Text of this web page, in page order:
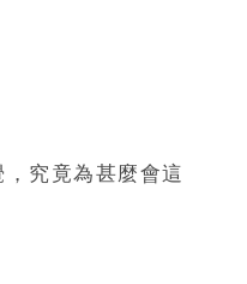
究竟為甚麼會這